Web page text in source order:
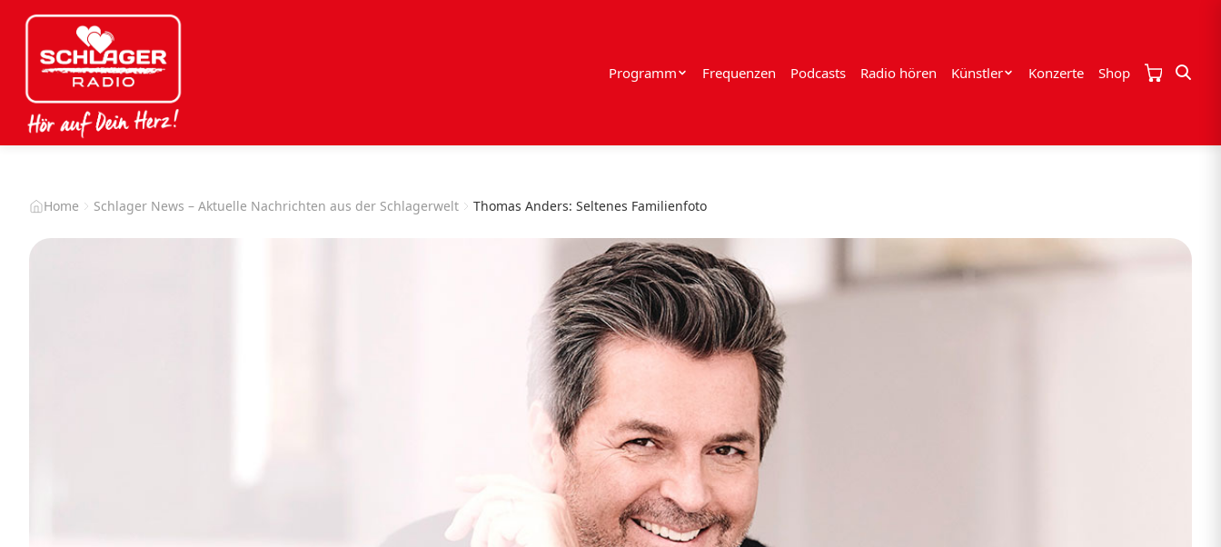
Programm Frequenzen Podcasts Radio hören Künstler Konzerte Shop
Home Schlager News – Aktuelle Nachrichten aus der Schlagerwelt Thomas Anders: Seltenes Familienfoto